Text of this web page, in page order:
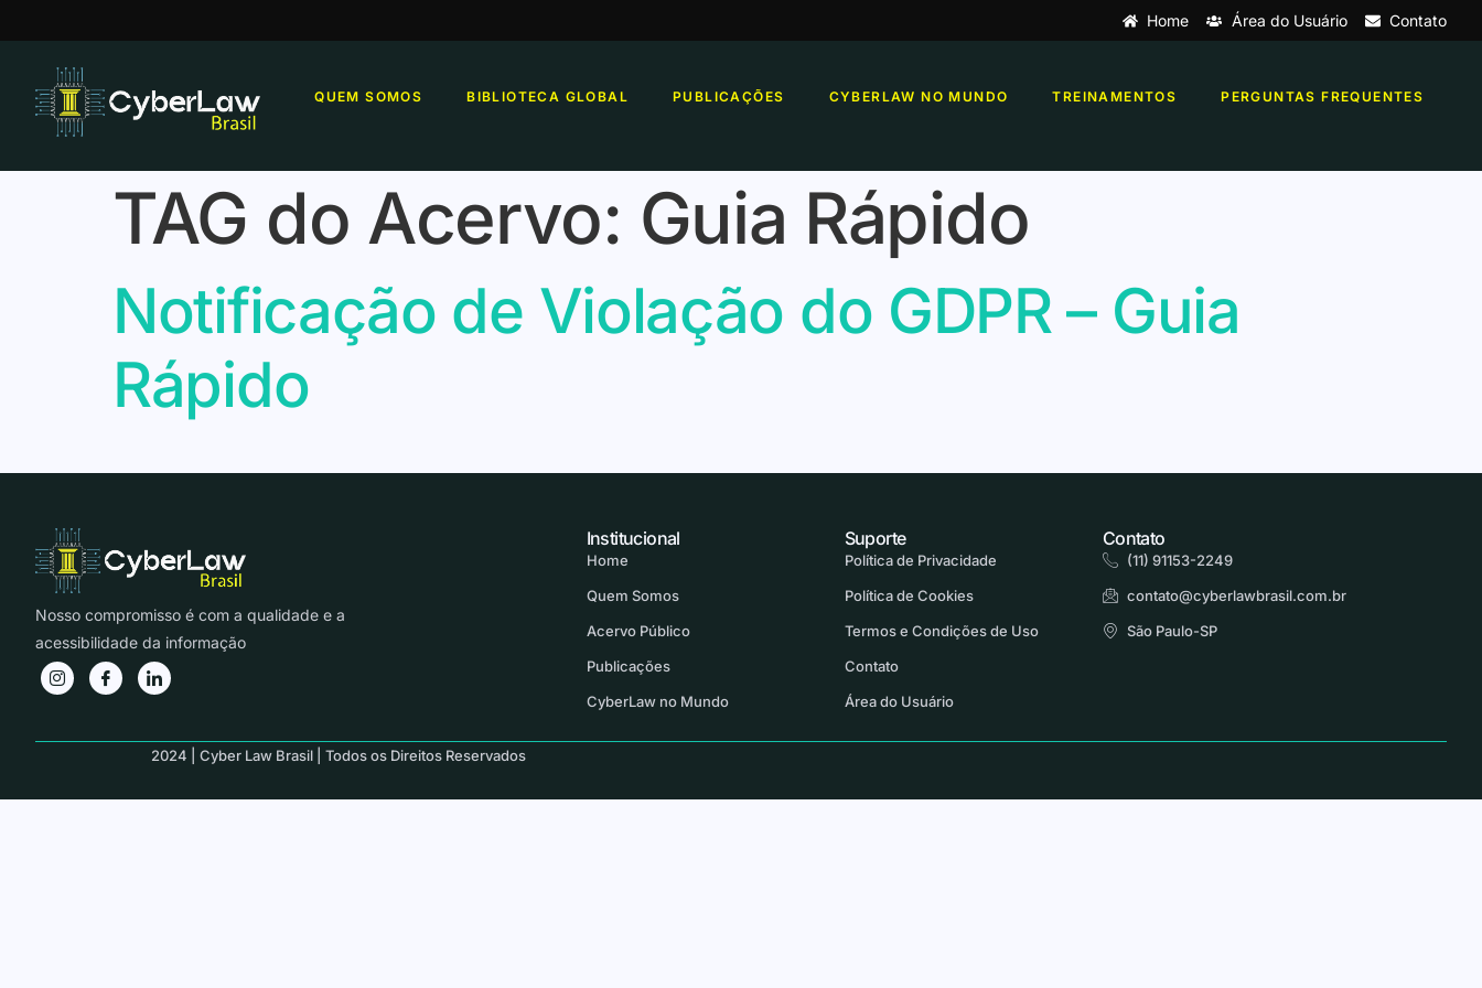
Home Área do Usuário Contato
QUEM SOMOS BIBLIOTECA GLOBAL PUBLICAÇÕES CYBERLAW NO MUNDO TREINAMENTOS PERGUNTAS FREQUENTES
TAG do Acervo: Guia Rápido
Notificação de Violação do GDPR – Guia
Rápido
Nosso compromisso é com a qualidade e a
acessibilidade da informação
Suporte
Política de Privacidade
Política de Cookies
Termos e Condições de Uso
Contato
Área do Usuário
Contato
(11) 91153-2249
contato@cyberlawbrasil.com.br
São Paulo-SP
Institucional
Home
Quem Somos
Acervo Público
Publicações
CyberLaw no Mundo
2024 | Cyber Law Brasil | Todos os Direitos Reservados